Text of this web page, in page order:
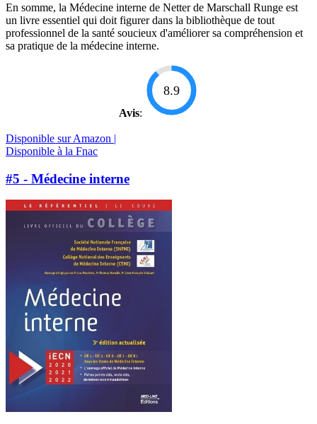
En somme, la Médecine interne de Netter de Marschall Runge est
un livre essentiel qui doit figurer dans la bibliothèque de tout
professionnel de la santé soucieux d'améliorer sa compréhension et
sa pratique de la médecine interne.
Avis:
8.9
Disponible sur Amazon |
Disponible à la Fnac
#5 - Médecine interne